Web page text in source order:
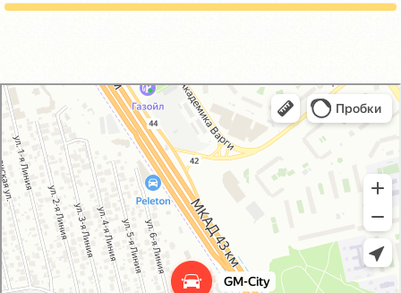
GM-City&VAG-Repair
Автосервис, автотехцентр в Москве
Магазин автозапчастей и автотоваров в Москве